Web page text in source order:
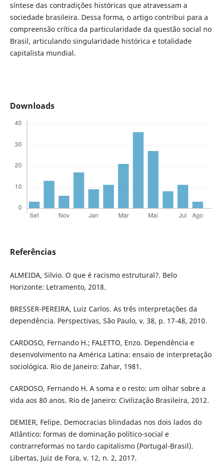
síntese das contradições históricas que atravessam a
sociedade brasileira. Dessa forma, o artigo contribui para a
compreensão crítica da particularidade da questão social no
Brasil, articulando singularidade histórica e totalidade
capitalista mundial.
Downloads
Referências
ALMEIDA, Silvio. O que é racismo estrutural?. Belo
Horizonte: Letramento, 2018.
BRESSER-PEREIRA, Luiz Carlos. As três interpretações da
dependência. Perspectivas, São Paulo, v. 38, p. 17-48, 2010.
CARDOSO, Fernando H.; FALETTO, Enzo. Dependência e
desenvolvimento na América Latina: ensaio de interpretação
sociológica. Rio de Janeiro: Zahar, 1981.
CARDOSO, Fernando H. A soma e o resto: um olhar sobre a
vida aos 80 anos. Rio de Janeiro: Civilização Brasileira, 2012.
DEMIER, Felipe. Democracias blindadas nos dois lados do
Atlântico: formas de dominação político-social e
contrarreformas no tardo capitalismo (Portugal-Brasil).
Libertas, Juiz de Fora, v. 12, n. 2, 2017.